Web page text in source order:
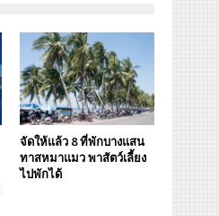
จัดให้แล้ว 8 ที่พักบางแสน
ทาสหมาแมว พาสัตว์เลี้ยง
ไปพักได้